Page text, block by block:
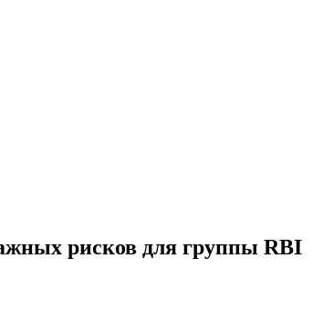
рисков для группы RBI